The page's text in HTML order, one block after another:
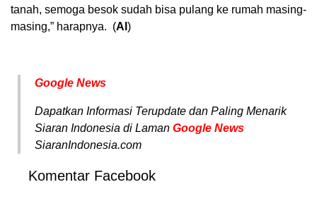
tanah, semoga besok sudah bisa pulang ke rumah masing-
masing,” harapnya. (Al )
Google News
Dapatkan Informasi Terupdate dan Paling Menarik
Siaran Indonesia di Laman Google News
SiaranIndonesia.com
Komentar Facebook